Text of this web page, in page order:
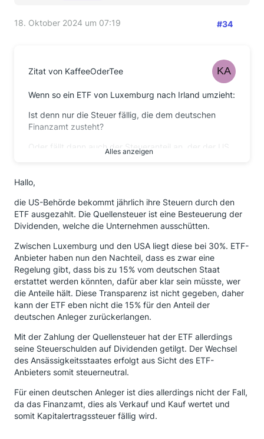
18. Oktober 2024 um 07:19 #34
Zitat von KaffeeOderTee
Wenn so ein ETF von Luxemburg nach Irland umzieht:
Ist denn nur die Steuer fällig, die dem deutschen
Finanzamt zusteht?
Oder fällt dann auch der Steueranteil an, der der US
Ist der Steueranteil, der der US Steuerbehörde
zukommt, schon beim
Die o.g. Bedingung
klingt ein bisschen so, als ob es nur um das deutsche
Finanzamt geht.
Alles anzeigen
Hallo,
die US-Behörde bekommt jährlich ihre Steuern durch den
ETF ausgezahlt. Die Quellensteuer ist eine Besteuerung der
Dividenden, welche die Unternehmen ausschütten.
Zwischen Luxemburg und den USA liegt diese bei 30%. ETF-
Anbieter haben nun den Nachteil, dass es zwar eine
Regelung gibt, dass bis zu 15% vom deutschen Staat
erstattet werden könnten, dafür aber klar sein müsste, wer
die Anteile hält. Diese Transparenz ist nicht gegeben, daher
kann der ETF eben nicht die 15% für den Anteil der
deutschen Anleger zurückerlangen.
Mit der Zahlung der Quellensteuer hat der ETF allerdings
seine Steuerschulden auf Dividenden getilgt. Der Wechsel
des Ansässigkeitsstaates erfolgt aus Sicht des ETF-
Anbieters somit steuerneutral.
Für einen deutschen Anleger ist dies allerdings nicht der Fall,
da das Finanzamt, dies als Verkauf und Kauf wertet und
somit Kapitalertragssteuer fällig wird.